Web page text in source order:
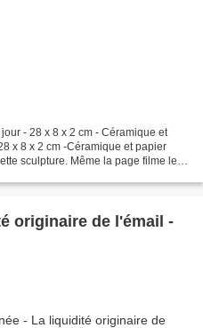
- 28 x 8 x 2 cm - Céramique et
x 8 x 2 cm -Céramique et papier
sculpture. Même la page filme le
originaire de l'émail -